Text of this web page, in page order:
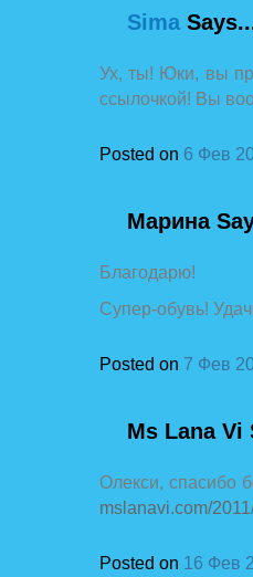
Sima
Ух, ты! Юки, вы
ссылочкой! Вы
Posted on 6 Фев
Марина
Благодарю!
Супер-обувь!
Posted on 7 Фев
Ms Lana Vi
Олекси, спасибо
mslanavi.com/
Posted on 16 Фев